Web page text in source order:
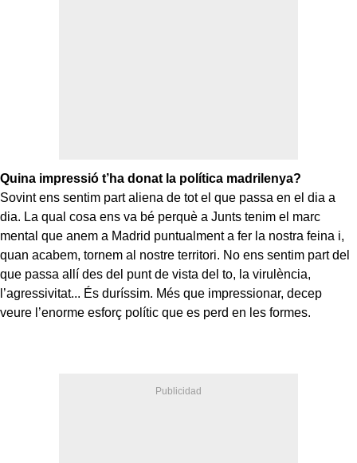
Quina impressió t’ha donat la política madrilenya?
Sovint ens sentim part aliena de tot el que passa en el dia a
dia. La qual cosa ens va bé perquè a Junts tenim el marc
mental que anem a Madrid puntualment a fer la nostra feina i,
quan acabem, tornem al nostre territori. No ens sentim part del
que passa allí des del punt de vista del to, la virulència,
l’agressivitat... És duríssim. Més que impressionar, decep
veure l’enorme esforç polític que es perd en les formes.